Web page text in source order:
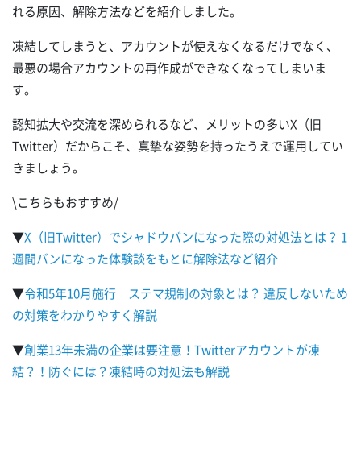
れる原因、解除方法などを紹介しました。
凍結してしまうと、アカウントが使えなくなるだけでなく、
最悪の場合アカウントの再作成ができなくなってしまいま
す。
認知拡大や交流を深められるなど、メリットの多いX（旧
Twitter）だからこそ、真摯な姿勢を持ったうえで運用してい
きましょう。
\こちらもおすすめ/
▼X（旧Twitter）でシャドウバンになった際の対処法とは？ 1
週間バンになった体験談をもとに解除法など紹介
▼令和5年10月施行｜ステマ規制の対象とは？ 違反しないため
の対策をわかりやすく解説
▼創業13年未満の企業は要注意！Twitterアカウントが凍
結？！防ぐには？凍結時の対処法も解説